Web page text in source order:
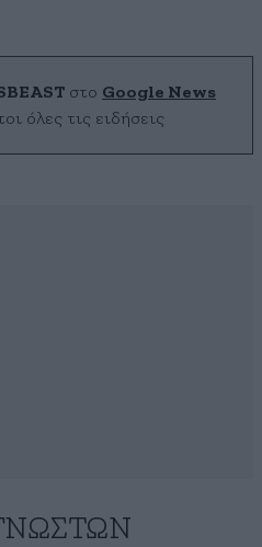
στο Google News
όλες τις ειδήσεις